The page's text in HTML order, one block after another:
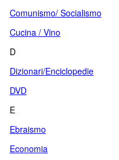
Comunismo/ Socialismo
Cucina / Vino
D
Dizionari/Enciclopedie
DVD
E
Ebraismo
Economia